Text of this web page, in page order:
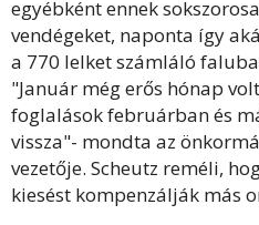
egyébként ennek
vendégeket, naponta így
a 770 lelket számláló
"Január még erős hónap
foglalások februárban és
vissza"- mondta az
vezetője. Scheutz reméli,
kiesést kompenzálják más